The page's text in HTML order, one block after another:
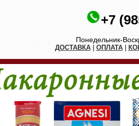
+7
Понедельник-
ДОСТАВКА| ОПЛАТА|